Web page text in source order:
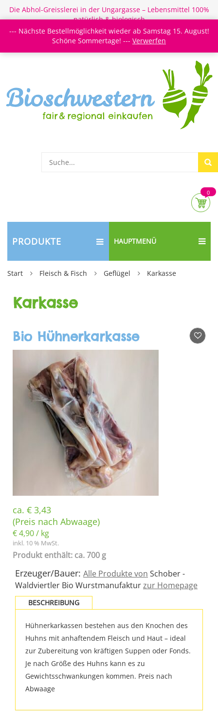
Die Abhol-Greisslerei in der Ungargasse – Lebensmittel 100%
natürlich & biologisch
Login/Register Newsletter Meine Merkzettel
0
PRODUKTE HAUPTMENÜ
Start Fleisch & Fisch Geflügel Karkasse
Karkasse
Bio Hühnerkarkasse
ca. € 3,43
(Preis nach Abwaage)
€4,90/ kg
inkl. 10 % MwSt.
Produkt enthält: ca. 700 g
Erzeuger/Bauer: Alle Produkte von Schober -
Waldviertler Bio Wurstmanufakturzur Homepage
BESCHREIBUNG
Hühnerkarkassen bestehen aus den Knochen des
Huhns mit anhaftendem Fleisch und Haut – ideal
zur Zubereitung von kräftigen Suppen oder Fonds.
Je nach Größe des Huhns kann es zu
Gewichtsschwankungen kommen. Preis nach
Abwaage
--- Nächste Bestellmöglichkeit wieder ab Samstag 15. August!
Schöne Sommertage! --- Verwerfen